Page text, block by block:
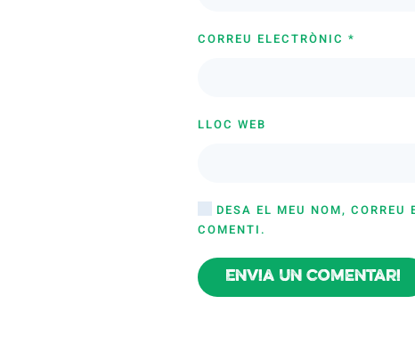
CORREU ELECTRÒNIC *
LLOC WEB
DESA EL MEU NOM,
COMENTI.
Envia un comentari